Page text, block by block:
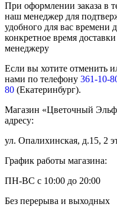
При оформлении заказа в
наш менеджер для
удобного для вас времени
конкретное время
менеджеру
Если вы хотите отменить
нами по телефону 361-10-
80 (Екатеринбург).
Магазин «Цветочный
адресу:
ул. Опалихинская, д.15, 2
График работы магазина:
ПН-ВС с 10:00 до 20:00
Без перерыва и выходных